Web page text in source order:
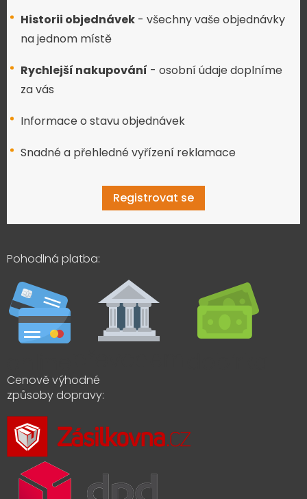
Historii objednávek - všechny vaše objednávky
na jednom místě
Rychlejší nakupování - osobní údaje doplníme
za vás
Informace o stavu objednávek
Snadné a přehledné vyřízení reklamace
Registrovat se
Pohodlná platba:
Cenově výhodné
způsoby dopravy: